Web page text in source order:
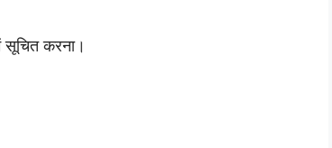
सूचित करना।